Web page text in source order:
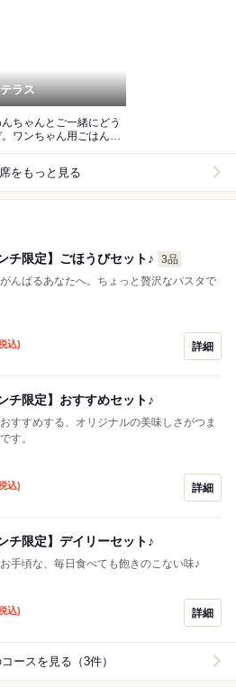
テラス
ちゃんとご一緒にどう
。ワンちゃん用ごはんも
をもっと見る
チ限定】ごほうびセット♪
3品
んばるあなたへ。ちょっと贅沢なパスタで
込) 詳細
チ限定】おすすめセット♪
すすめする、オリジナルの美味しさがつま
す。
込) 詳細
チ限定】デイリーセット♪
手頃な、毎日食べても飽きのこない味♪
込) 詳細
ースを見る（3件）